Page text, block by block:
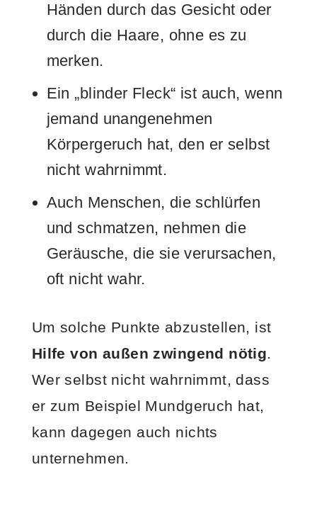
Händen durch das Gesicht oder
durch die Haare, ohne es zu
merken.
Ein „blinder Fleck“ ist auch, wenn
jemand unangenehmen
Körpergeruch hat, den er selbst
nicht wahrnimmt.
Auch Menschen, die schlürfen
und schmatzen, nehmen die
Geräusche, die sie verursachen,
oft nicht wahr.
Um solche Punkte abzustellen, ist
Hilfe von außen zwingend nötig.
Wer selbst nicht wahrnimmt, dass
er zum Beispiel Mundgeruch hat,
kann dagegen auch nichts
unternehmen.